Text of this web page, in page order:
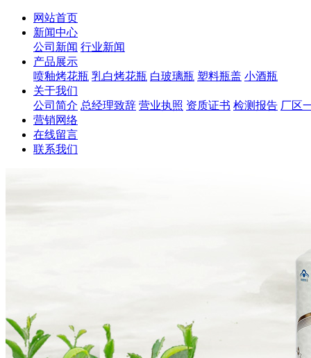
网站首页
新闻中心
公司新闻 行业新闻
产品展示
喷釉烤花瓶 乳白烤花瓶 白玻璃瓶 塑料瓶盖 小酒瓶
关于我们
公司简介 总经理致辞 营业执照 资质证书 检测报告 厂区
营销网络
在线留言
联系我们